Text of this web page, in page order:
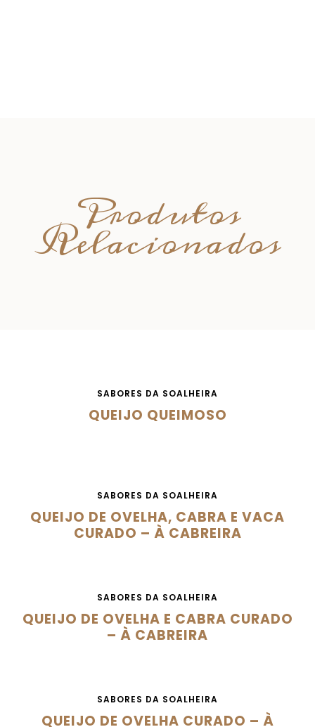
Produtos
Relacionados
SABORES DA SOALHEIRA
QUEIJO QUEIMOSO
SABORES DA SOALHEIRA
QUEIJO DE OVELHA, CABRA E VACA
CURADO – À CABREIRA
SABORES DA SOALHEIRA
QUEIJO DE OVELHA E CABRA CURADO
– À CABREIRA
SABORES DA SOALHEIRA
QUEIJO DE OVELHA CURADO – À